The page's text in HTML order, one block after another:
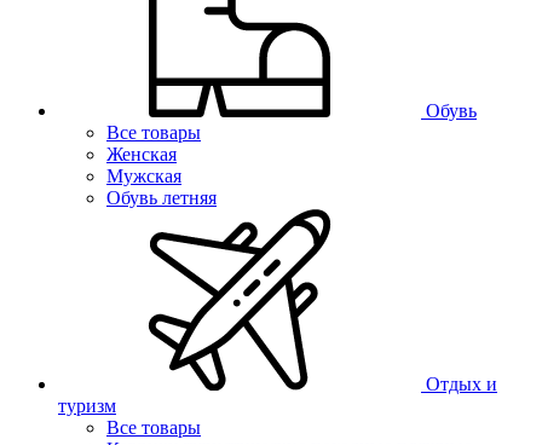
Обувь
Все товары
Женская
Мужская
Обувь летняя
Отдых и
туризм
Все товары